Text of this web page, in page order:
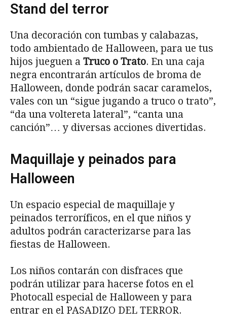
Stand del terror
Una decoración con tumbas y calabazas,
todo ambientado de Halloween, para ue tus
hijos jueguen a Truco o Trato. En una caja
negra encontrarán artículos de broma de
Halloween, donde podrán sacar caramelos,
vales con un “sigue jugando a truco o trato”,
“da una voltereta lateral”, “canta una
canción”… y diversas acciones divertidas.
Maquillaje y peinados para
Halloween
Un espacio especial de maquillaje y
peinados terroríficos, en el que niños y
adultos podrán caracterizarse para las
fiestas de Halloween.
Los niños contarán con disfraces que
podrán utilizar para hacerse fotos en el
Photocall especial de Halloween y para
entrar en el PASADIZO DEL TERROR.